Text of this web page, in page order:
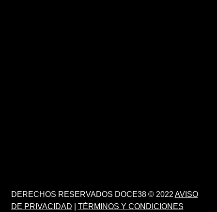
DERECHOS RESERVADOS DOCE38 © 2022 AVISO
DE PRIVACIDAD
TÉRMINOS Y CONDICIONES